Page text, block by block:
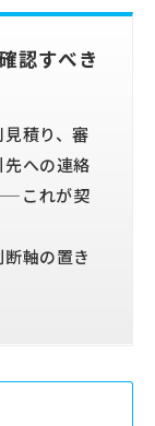
認すべき
積り、審
への連絡
これが契
軸の置き